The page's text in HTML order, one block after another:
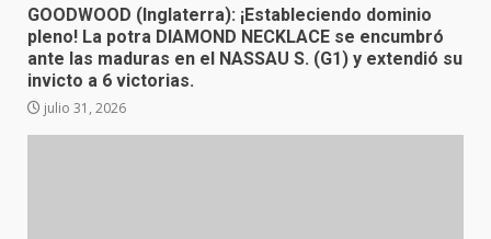
GOODWOOD (Inglaterra): ¡Estableciendo dominio
pleno! La potra DIAMOND NECKLACE se encumbró
ante las maduras en el NASSAU S. (G1) y extendió su
invicto a 6 victorias.
julio 31, 2026